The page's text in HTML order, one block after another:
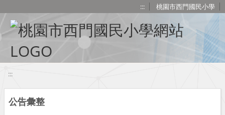
::: 桃園市西門國民小學
:::
公告彙整